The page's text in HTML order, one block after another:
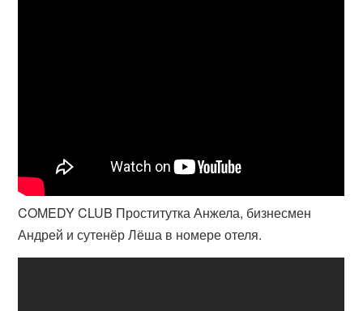
COMEDY CLUB Проститутка Анжела, бизнесмен
Андрей и сутенёр Лёша в номере отеля.